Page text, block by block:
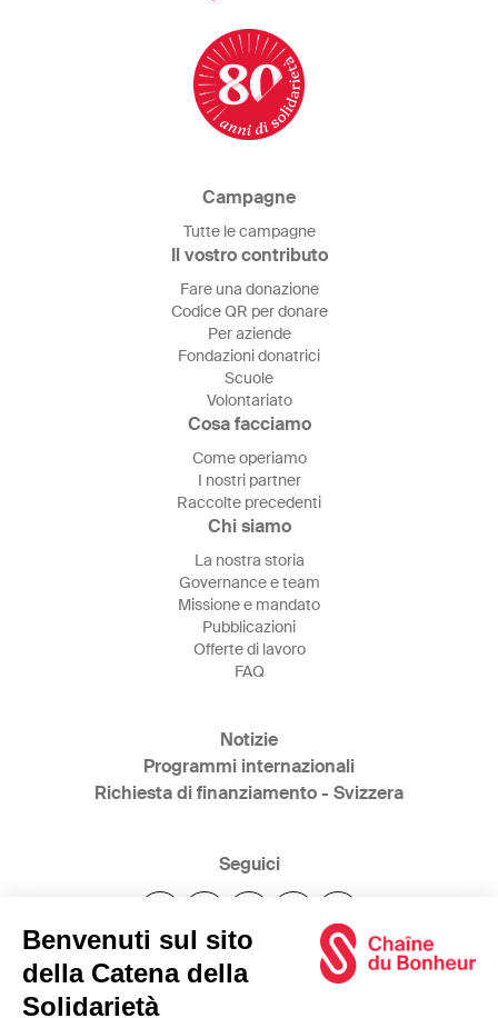
Campagne
Tutte le campagne
Il vostro contributo
Fare una donazione
Codice QR per donare
Per aziende
Fondazioni donatrici
Scuole
Volontariato
Cosa facciamo
Come operiamo
I nostri partner
Raccolte precedenti
Chi siamo
La nostra storia
Governance e team
Missione e mandato
Pubblicazioni
Offerte di lavoro
FAQ
Notizie
Programmi internazionali
Richiesta di finanziamento - Svizzera
Seguici